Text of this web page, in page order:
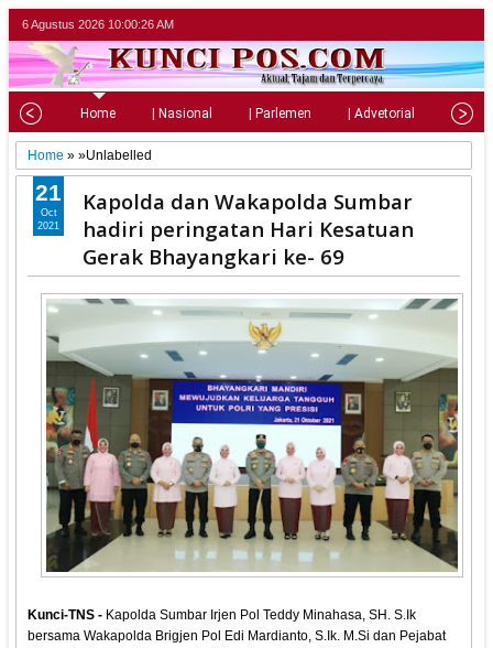
6 Agustus 2026 10:00:28 AM
Home | Nasional | Parlemen | Advetorial |
Home » »Unlabelled
Kapolda dan Wakapolda Sumbar
hadiri peringatan Hari Kesatuan
Gerak Bhayangkari ke- 69
Kunci-TNS - Kapolda Sumbar Irjen Pol Teddy Minahasa, SH. S.Ik
bersama Wakapolda Brigjen Pol Edi Mardianto, S.Ik. M.Si dan Pejabat
21
Oct
2021